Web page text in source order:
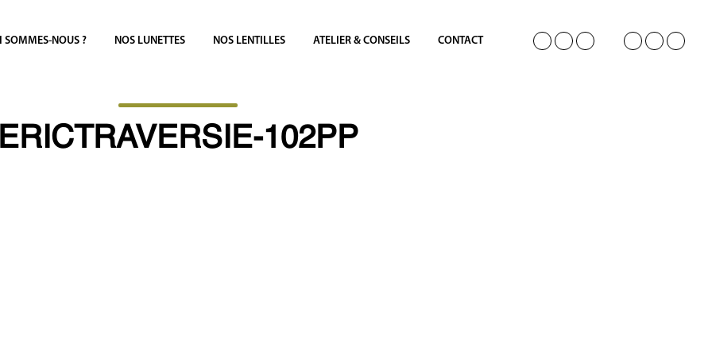
SOMMES-NOUS ? NOS LUNETTES NOS LENTILLES ATELIER & CONSEILS CONTACT
102PP